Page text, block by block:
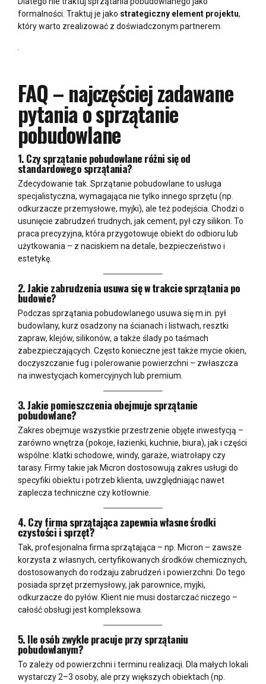
formalności. Traktuj je jako strategiczny element projektu,
który warto zrealizować z doświadczonym partnerem.
FAQ – najczęściej zadawane
pytania o sprzątanie
pobudowlane
1. Czy sprzątanie pobudowlane różni się od
standardowego sprzątania?
Zdecydowanie tak. Sprzątanie pobudowlane to usługa
specjalistyczna, wymagająca nie tylko innego sprzętu (np.
odkurzacze przemysłowe, myjki), ale też podejścia. Chodzi o
usunięcie zabrudzeń trudnych, jak cement, pył czy silikon. To
praca precyzyjna, która przygotowuje obiekt do odbioru lub
użytkowania – z naciskiem na detale, bezpieczeństwo i
estetykę.
2. Jakie zabrudzenia usuwa się w trakcie sprzątania po
budowie?
Podczas sprzątania pobudowlanego usuwa się m.in. pył
budowlany, kurz osadzony na ścianach i listwach, resztki
zapraw, klejów, silikonów, a także ślady po taśmach
zabezpieczających. Często konieczne jest także mycie okien,
doczyszczanie fug i polerowanie powierzchni – zwłaszcza
na inwestycjach komercyjnych lub premium.
3. Jakie pomieszczenia obejmuje sprzątanie
pobudowlane?
Zakres obejmuje wszystkie przestrzenie objęte inwestycją –
zarówno wnętrza (pokoje, łazienki, kuchnie, biura), jak i części
wspólne: klatki schodowe, windy, garaże, wiatrołapy czy
tarasy. Firmy takie jak Micron dostosowują zakres usługi do
specyfiki obiektu i potrzeb klienta, uwzględniając nawet
zaplecza techniczne czy kotłownie.
4. Czy firma sprzątająca zapewnia własne środki
czystości i sprzęt?
Tak, profesjonalna firma sprzątająca – np. Micron – zawsze
korzysta z własnych, certyfikowanych środków chemicznych,
dostosowanych do rodzaju zabrudzeń i powierzchni. Do tego
posiada sprzęt przemysłowy, jak parownice, myjki,
odkurzacze do pyłów. Klient nie musi dostarczać niczego –
całość obsługi jest kompleksowa.
5. Ile osób zwykle pracuje przy sprzątaniu
pobudowlanym?
To zależy od powierzchni i terminu realizacji. Dla małych lokali
wystarczy 2–3 osoby, ale przy większych obiektach (np.